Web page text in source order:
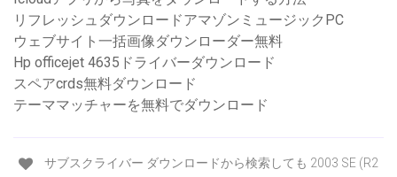
リフレッシュダウンロードアマゾンミュージックPC
ウェブサイト一括画像ダウンローダー無料
Hp officejet 4635ドライバーダウンロード
スペアcrds無料ダウンロード
テーママッチャーを無料でダウンロード
サブスクライバー ダウンロードから検索しても 2003 SE (R2